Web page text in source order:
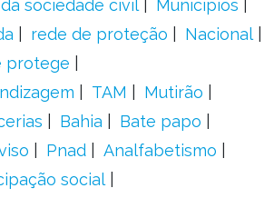
sociedade civil
Municípios
rede de proteção
Nacional
protege
TAM
Mutirão
Bahia
Bate papo
Pnad
Analfabetismo
social